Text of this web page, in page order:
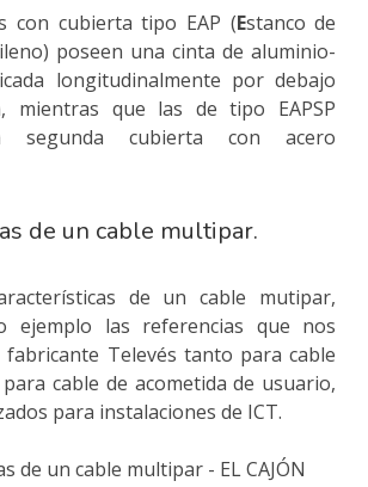
con cubierta tipo EAP (Estanco de
poseen una cinta de aluminio-
longitudinalmente por debajo
mientras que las de tipo EAPSP
segunda cubierta con acero
de un cable multipar.
de un cable mutipar,
ejemplo las referencias que nos
Televés tanto para cable
cable de acometida de usuario,
para instalaciones de ICT.